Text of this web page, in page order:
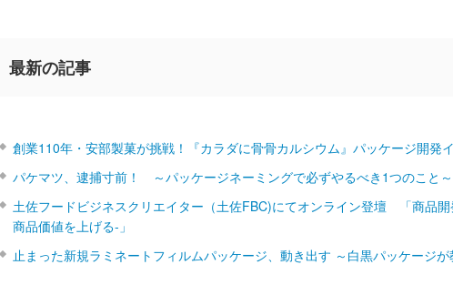
最新の記事
創業110年・安部製菓が挑戦！『カラダに骨骨カルシウム』パッケージ開発
パケマツ、逮捕寸前！ ～パッケージネーミングで必ずやるべき1つのこと～
土佐フードビジネスクリエイター（土佐FBC)にてオンライン登壇 「商品開
商品価値を上げる‐」
止まった新規ラミネートフィルムパッケージ、動き出す ～白黒パッケージが